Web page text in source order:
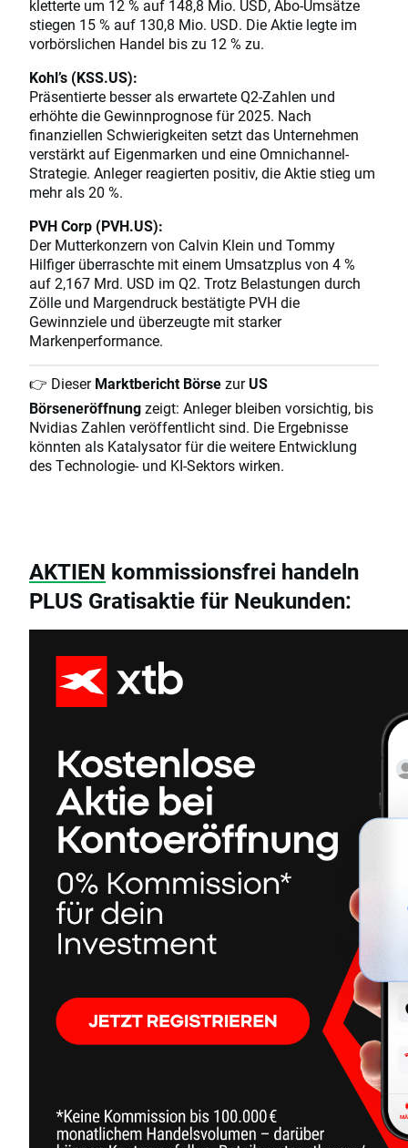
kletterte um 12 % auf 148,8 Mio. USD, Abo-Umsätze
stiegen 15 % auf 130,8 Mio. USD. Die Aktie legte im
vorbörslichen Handel bis zu 12 % zu.
Kohl’s (KSS.US):
Präsentierte besser als erwartete Q2-Zahlen und
erhöhte die Gewinnprognose für 2025. Nach
finanziellen Schwierigkeiten setzt das Unternehmen
verstärkt auf Eigenmarken und eine Omnichannel-
Strategie. Anleger reagierten positiv, die Aktie stieg um
mehr als 20 %.
PVH Corp (PVH.US):
Der Mutterkonzern von Calvin Klein und Tommy
Hilfiger überraschte mit einem Umsatzplus von 4 %
auf 2,167 Mrd. USD im Q2. Trotz Belastungen durch
Zölle und Margendruck bestätigte PVH die
Gewinnziele und überzeugte mit starker
Markenperformance.
👉 DieserMarktbericht BörsezurUS
Börseneröffnungzeigt: Anleger bleiben vorsichtig, bis
Nvidias Zahlen veröffentlicht sind. Die Ergebnisse
könnten als Katalysator für die weitere Entwicklung
des Technologie- und KI-Sektors wirken.
AKTIEN kommissionsfrei handeln
PLUS Gratisaktie für Neukunden: